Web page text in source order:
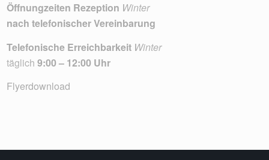
Öffnungzeiten Rezeption Winter
nach telefonischer Vereinbarung
Telefonische Erreichbarkeit Winter
täglich 9:00 – 12:00 Uhr
Flyerdownload